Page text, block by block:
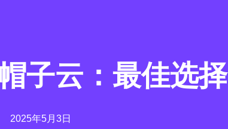
子云：最佳选择
2025年5月3日